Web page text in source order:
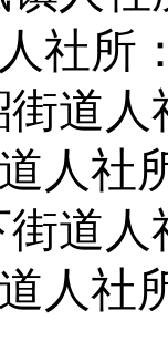
社所
街道人
人社
道人
人社